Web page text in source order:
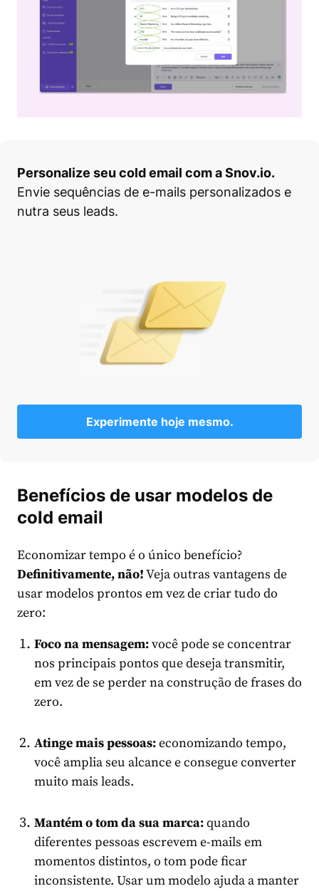
Personalize seu cold email com a Snov.io.
Envie sequências de e-mails personalizados e
nutra seus leads.
Experimente hoje mesmo.
Benefícios de usar modelos de
cold email
Economizar tempo é o único benefício?
Definitivamente, não!Veja outras vantagens de
usar modelos prontos em vez de criar tudo do
zero:
Foco na mensagem:você pode se concentrar
nos principais pontos que deseja transmitir,
em vez de se perder na construção de frases do
zero.
Atinge mais pessoas:economizando tempo,
você amplia seu alcance e consegue converter
muito mais leads.
Mantém o tom da sua marca:quando
diferentes pessoas escrevem e-mails em
momentos distintos, o tom pode ficar
inconsistente. Usar um modelo ajuda a manter